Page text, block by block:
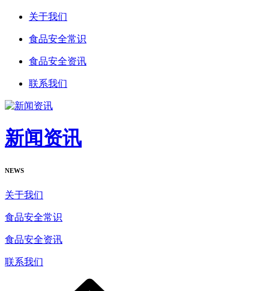
关于我们
食品安全常识
食品安全资讯
联系我们
新闻资讯
NEWS
关于我们
食品安全常识
食品安全资讯
联系我们